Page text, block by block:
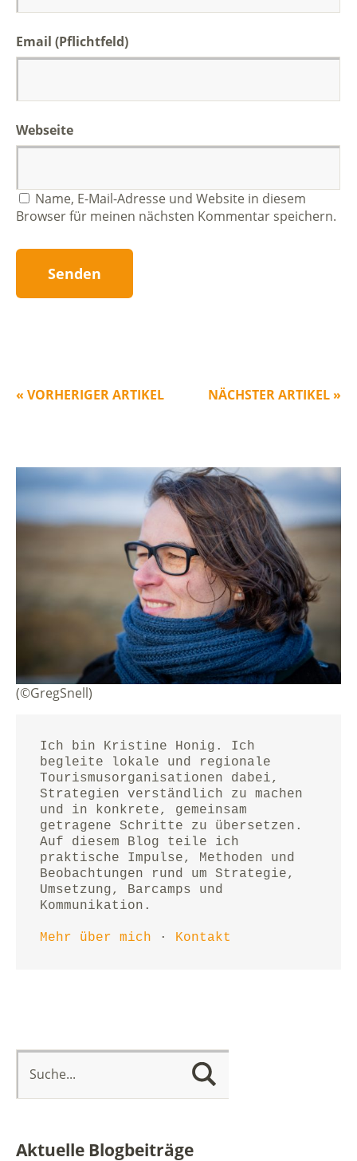
Email (Pflichtfeld)
Webseite
Name, E-Mail-Adresse und Website in diesem
Browser für meinen nächsten Kommentar speichern.
NÄCHSTER ARTIKEL »
« VORHERIGER ARTIKEL
(©GregSnell)
Ich bin Kristine Honig. Ich
begleite lokale und regionale
Tourismusorganisationen dabei,
Strategien verständlich zu machen
und in konkrete, gemeinsam
getragene Schritte zu übersetzen.
Auf diesem Blog teile ich
praktische Impulse, Methoden und
Beobachtungen rund um Strategie,
Umsetzung, Barcamps und
Kommunikation.
Mehr über mich · Kontakt
Aktuelle Blogbeiträge